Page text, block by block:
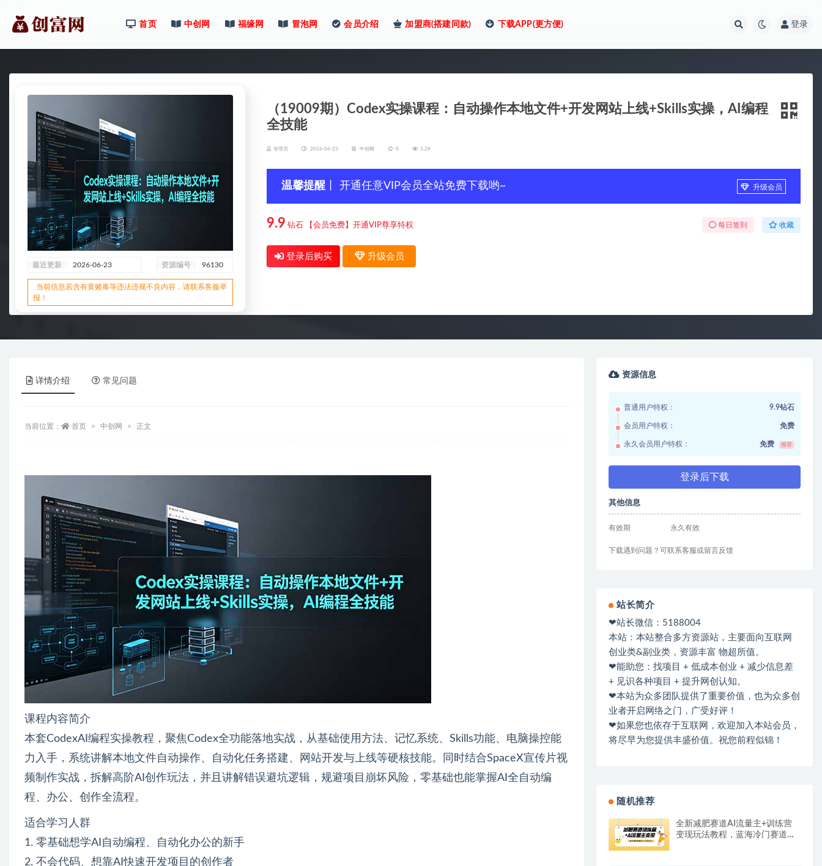
首页 中创网 福缘网 冒泡网 会员介绍 加盟商(搭建同款) 下载APP(更方便) 登录
最近更新 2026-06-23 资源编号 96130
当前信息若含有黄赌毒等违法违规不良内容，请联系客服举
报！
（19009期）Codex实操课程：自动操作本地文件+开发网站上线+Skills实操，AI编程
全技能
管理员 2026-06-23 中创网 0 3.2K
温馨提醒 丨 开通任意VIP会员全站免费下载哟~ 升级会员
9.9 钻石 【会员免费】开通VIP尊享特权 每日签到 收藏
登录后购买 升级会员
详情介绍 常见问题
当前位置： 首页 中创网 正文
课程内容简介
本套CodexAI编程实操教程，聚焦Codex全功能落地实战，从基础使用方法、记忆系统、Skills功能、电脑操控能
力入手，系统讲解本地文件自动操作、自动化任务搭建、网站开发与上线等硬核技能。同时结合SpaceX宣传片视
频制作实战，拆解高阶AI创作玩法，并且讲解错误避坑逻辑，规避项目崩坏风险，零基础也能掌握AI全自动编
程、办公、创作全流程。
适合学习人群
1. 零基础想学AI自动编程、自动化办公的新手
2. 不会代码、想靠AI快速开发项目的创作者
资源信息
普通用户特权： 9.9钻石
会员用户特权： 免费
永久会员用户特权： 免费 推荐
登录后下载
其他信息
有效期 永久有效
下载遇到问题？可联系客服或留言反馈
站长简介
❤站长微信：5188004
本站：本站整合多方资源站，主要面向互联网
创业类&副业类，资源丰富 物超所值。
❤能助您：找项目 + 低成本创业 + 减少信息差
+ 见识各种项目 + 提升网创认知。
❤本站为众多团队提供了重要价值，也为众多创
业者开启网络之门，广受好评！
❤如果您也依存于互联网，欢迎加入本站会员，
将尽早为您提供丰盛价值。祝您前程似锦！
随机推荐
全新减肥赛道AI流量主+训练营
变现玩法教程，蓝海冷门赛道小